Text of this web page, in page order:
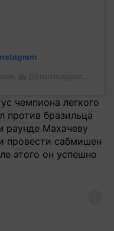
чемпиона легкого
против бразильца
раунде Махачеву
провести сабмишен
этого он успешно